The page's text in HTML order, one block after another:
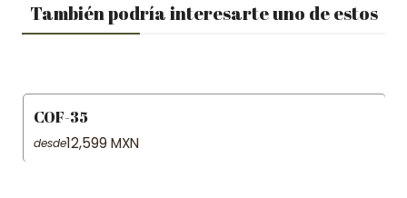
También podría interesarte uno de estos
COF-35
desde12,599 MXN